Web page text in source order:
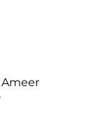
Ameer